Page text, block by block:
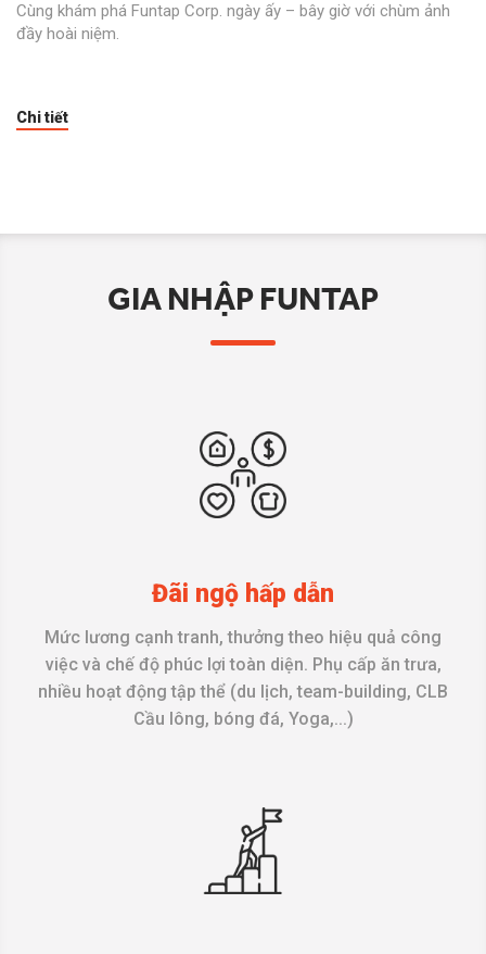
Cùng khám phá Funtap Corp. ngày ấy – bây giờ với chùm ảnh
đầy hoài niệm.
Chi tiết
GIA NHẬP FUNTAP
Đãi ngộ hấp dẫn
Mức lương cạnh tranh, thưởng theo hiệu quả công
việc và chế độ phúc lợi toàn diện. Phụ cấp ăn trưa,
nhiều hoạt động tập thể (du lịch, team-building, CLB
Cầu lông, bóng đá, Yoga,...)